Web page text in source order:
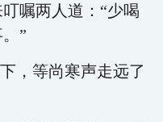
嘱两人道：“少喝
”
，等尚寒声走远了